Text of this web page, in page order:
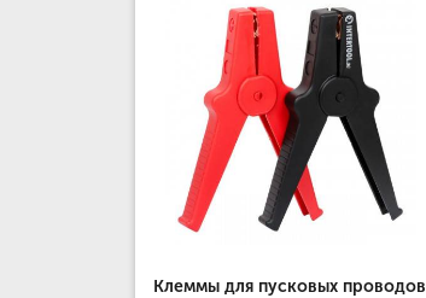
Клеммы для пусковых проводов